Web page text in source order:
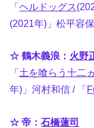
「ヘルドッグス
(2021年)」松平容
☆ 鶴木義浪： 火野
「 土を喰らう十二
年)」河村和信 / 「
☆ 帝：石橋蓮司